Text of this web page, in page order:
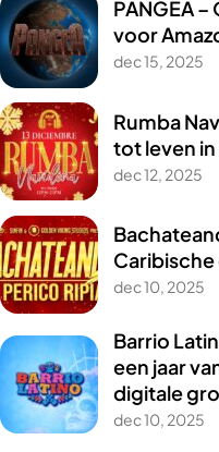
PANGEA
voor
dec 15, 2025
Rumba
tot leven
dec 12, 2025
dec 10, 2025
Barrio
een jaar
digitale
dec 10, 2025